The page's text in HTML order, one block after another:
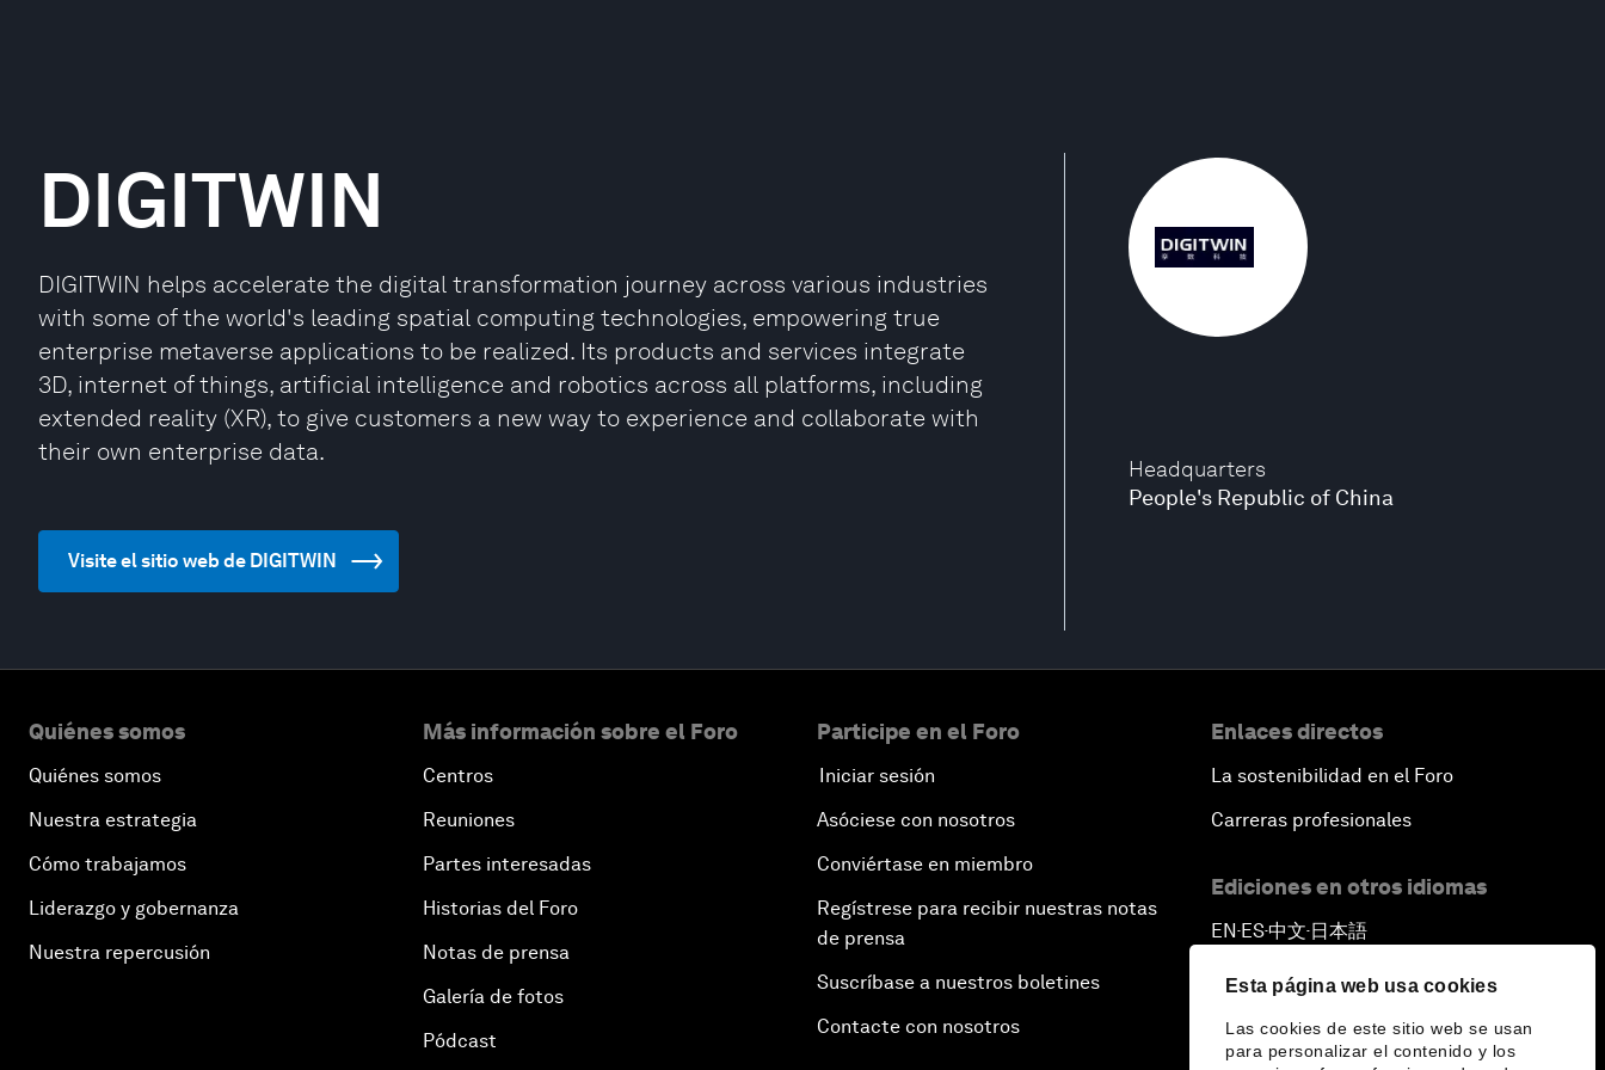
Esta página web usa cookies
Las cookies de este sitio web se usan
para personalizar el contenido y los
Headquarters
People's Republic of China
DIGITWIN
DIGITWIN helps accelerate the digital transformation journey across various industries
with some of the world's leading spatial computing technologies, empowering true
enterprise metaverse applications to be realized. Its products and services integrate
3D, internet of things, artificial intelligence and robotics across all platforms, including
extended reality (XR), to give customers a new way to experience and collaborate with
their own enterprise data.
Visite el sitio web de DIGITWIN
Quiénes somos
Quiénes somos
Nuestra estrategia
Cómo trabajamos
Liderazgo y gobernanza
Nuestra repercusión
Más información sobre el Foro
Centros
Reuniones
Partes interesadas
Historias del Foro
Notas de prensa
Galería de fotos
Pódcast
Participe en el Foro
Iniciar sesión
Asóciese con nosotros
Conviértase en miembro
Regístrese para recibir nuestras notas
de prensa
Suscríbase a nuestros boletines
Contacte con nosotros
Enlaces directos
La sostenibilidad en el Foro
Carreras profesionales
Ediciones en otros idiomas
EN ▪ES▪中文▪ 日本語